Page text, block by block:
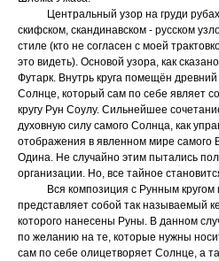
Центральный узор на груди
скифском, скандинавском - русском
стиле (кто не согласен с моей
это видеть). Основой узора, как
Футарк. Внутрь круга помещён
Солнце, который сам по себе являет
кругу Рун Соулу. Сильнейшее
духовную силу самого Солнца, как
отображения в явленном мире самого
Одина. Не случайно этим пытались
организации. Но, все тайное
Вся композиция с Рунным кругом
представляет собой так называемый
которого нанесены Руны. В данном
по желанию на те, которые нужны
сам по себе олицетворяет Солнце, а